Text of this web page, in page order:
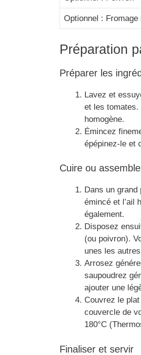
Optionnel : Fromage
Préparation
Préparer les
Lavez et
et les tomates.
homogène.
Émincez
épépinez-le et
Cuire ou
Dans un grand
émincé et l’ail
également.
Disposez
(ou poivron).
unes les
Arrosez
saupoudrez
ajouter une
Couvrez le
couvercle de
180°C
Finaliser et servir